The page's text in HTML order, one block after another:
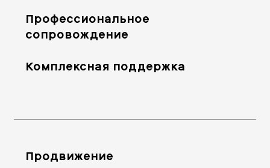
Профессиональное
сопровождение
Комплексная поддержка
Продвижение